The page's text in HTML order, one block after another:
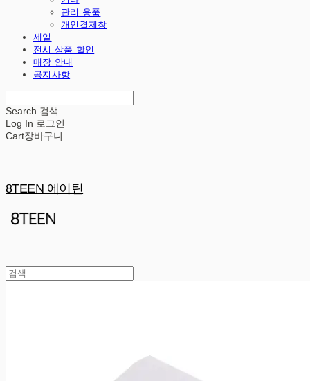
관리 용품
개인결제창
세일
전시 상품 할인
매장 안내
공지사항
Search 검색
Log In 로그인
Cart장바구니
8TEEN 에이틴